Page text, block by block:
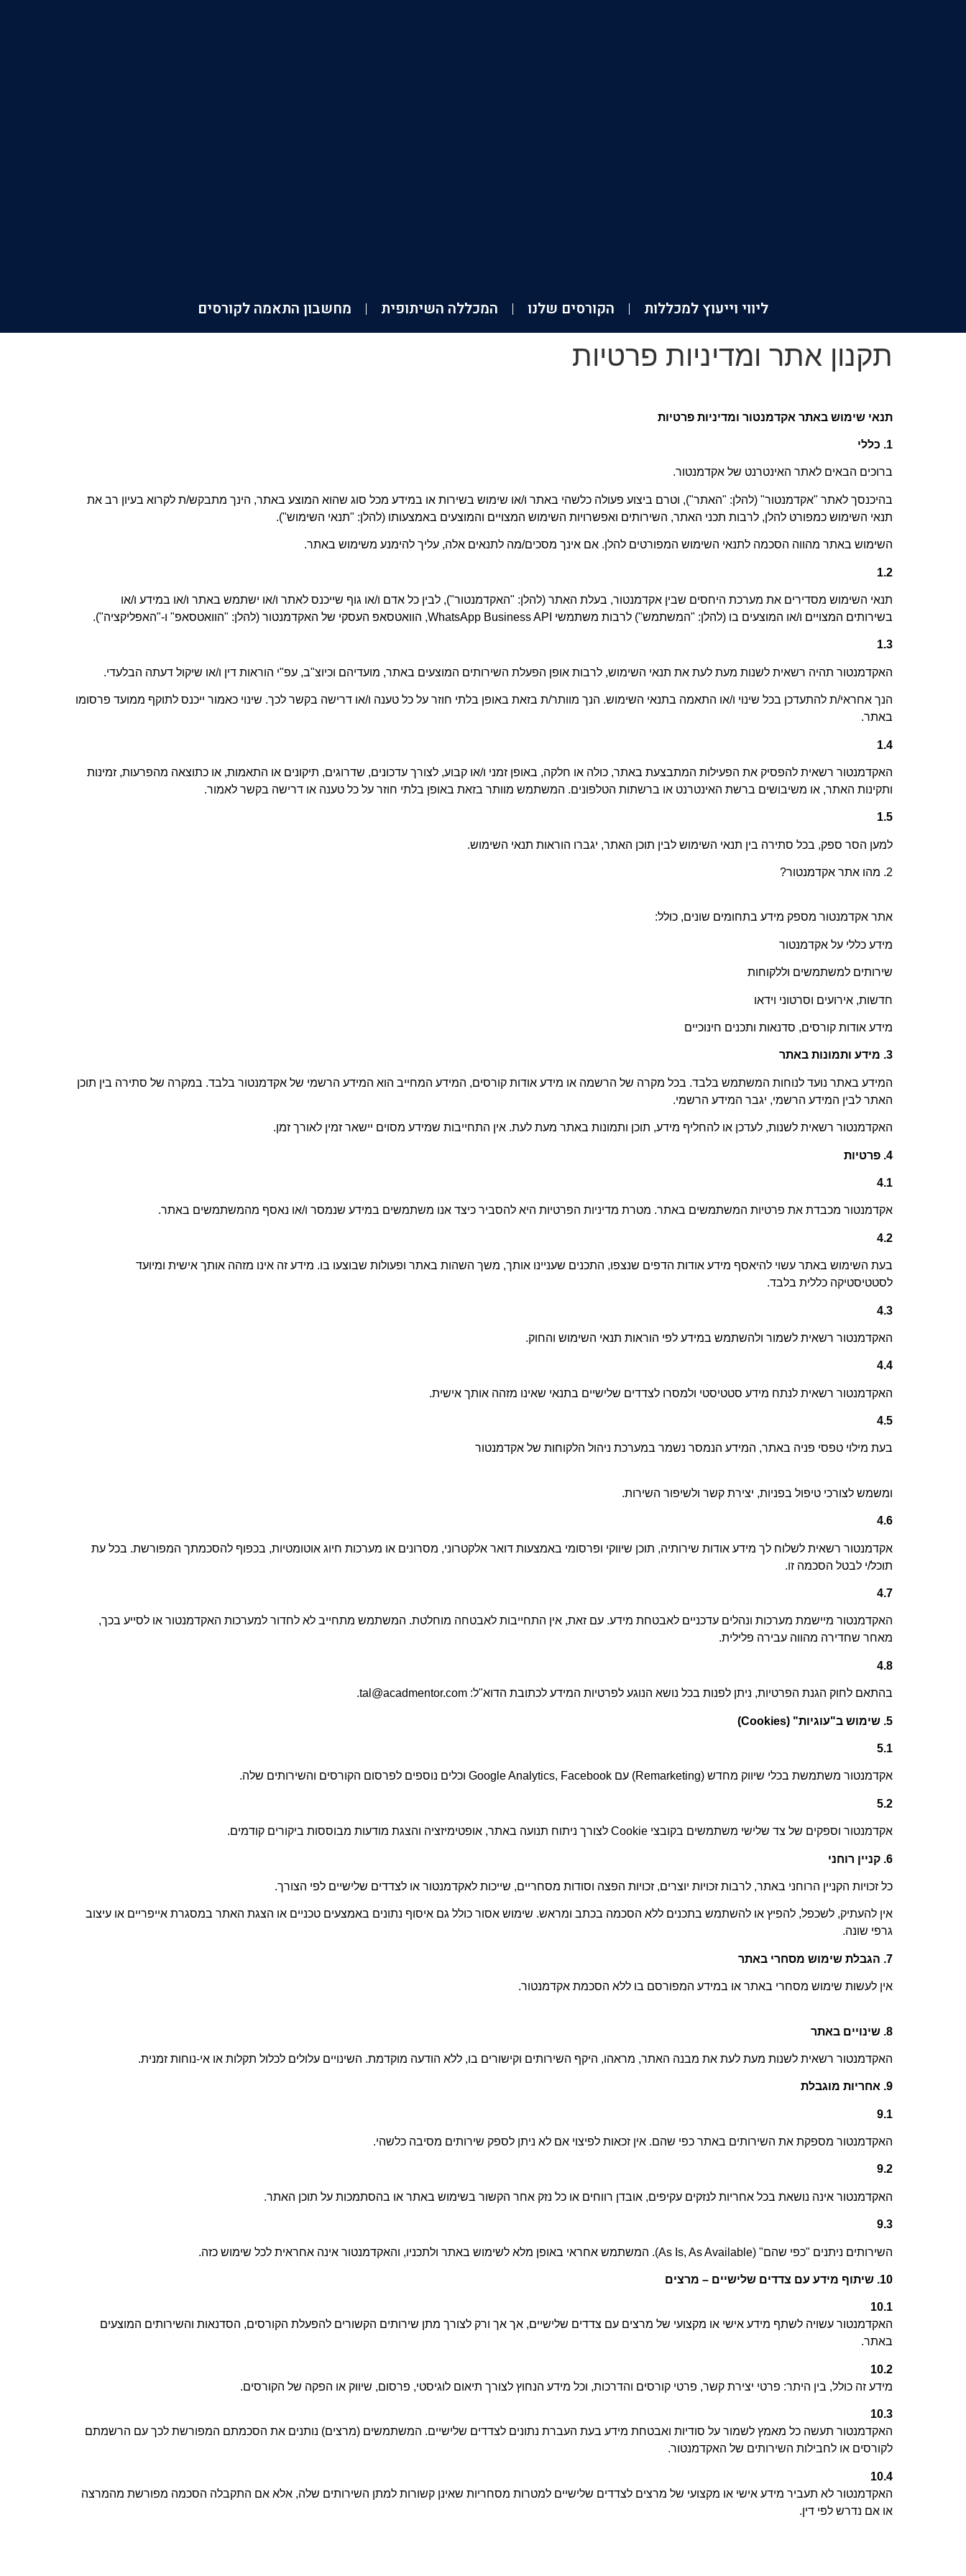
ליווי וייעוץ למכללות הקורסים שלנו המכללה השיתופית מחשבון התאמה לקורסים
תקנון אתר ומדיניות פרטיות
תנאי שימוש באתר אקדמנטור ומדיניות פרטיות
1. כללי
ברוכים הבאים לאתר האינטרנט של אקדמנטור.
בהיכנסך לאתר "אקדמנטור" (להלן: "האתר"), וטרם ביצוע פעולה כלשהי באתר ו/או שימוש בשירות או במידע מכל סוג שהוא המוצע באתר, הינך מתבקש/ת לקרוא בעיון רב את
תנאי השימוש כמפורט להלן, לרבות תכני האתר, השירותים ואפשרויות השימוש המצויים והמוצעים באמצעותו (להלן: "תנאי השימוש").
השימוש באתר מהווה הסכמה לתנאי השימוש המפורטים להלן. אם אינך מסכים/מה לתנאים אלה, עליך להימנע משימוש באתר.
1.2
תנאי השימוש מסדירים את מערכת היחסים שבין אקדמנטור, בעלת האתר (להלן: "האקדמנטור"), לבין כל אדם ו/או גוף שייכנס לאתר ו/או ישתמש באתר ו/או במידע ו/או
בשירותים המצויים ו/או המוצעים בו (להלן: "המשתמש") לרבות משתמשי
הוואטסאפ העסקי של האקדמנטור (להלן: "הוואטסאפ" ו-"האפליקציה").
1.3
האקדמנטור תהיה רשאית לשנות מעת לעת את תנאי השימוש, לרבות אופן הפעלת השירותים המוצעים באתר, מועדיהם וכיוצ"ב, עפ"י הוראות דין ו/או שיקול דעתה הבלעדי.
הנך אחראי/ת להתעדכן בכל שינוי ו/או התאמה בתנאי השימוש. הנך מוותר/ת בזאת באופן בלתי חוזר על כל טענה ו/או דרישה בקשר לכך. שינוי כאמור ייכנס לתוקף ממועד פרסומו
באתר.
1.4
האקדמנטור רשאית להפסיק את הפעילות המתבצעת באתר, כולה או חלקה, באופן זמני ו/או קבוע, לצורך עדכונים, שדרוגים, תיקונים או התאמות, או כתוצאה מהפרעות, זמינות
ותקינות האתר, או משיבושים ברשת האינטרנט או ברשתות הטלפונים. המשתמש מוותר בזאת באופן בלתי חוזר על כל טענה או דרישה בקשר לאמור.
1.5
למען הסר ספק, בכל סתירה בין תנאי השימוש לבין תוכן האתר, יגברו הוראות תנאי השימוש.
2. מהו אתר אקדמנטור?
אתר אקדמנטור מספק מידע בתחומים שונים, כולל:
מידע כללי על אקדמנטור
שירותים למשתמשים וללקוחות
חדשות, אירועים וסרטוני וידאו
מידע אודות קורסים, סדנאות ותכנים חינוכיים
3. מידע ותמונות באתר
המידע באתר נועד לנוחות המשתמש בלבד. בכל מקרה של הרשמה או מידע אודות קורסים, המידע המחייב הוא המידע הרשמי של אקדמנטור בלבד. במקרה של סתירה בין תוכן
האתר לבין המידע הרשמי, יגבר המידע הרשמי.
האקדמנטור רשאית לשנות, לעדכן או להחליף מידע, תוכן ותמונות באתר מעת לעת. אין התחייבות שמידע מסוים יישאר זמין לאורך זמן.
4. פרטיות
4.1
אקדמנטור מכבדת את פרטיות המשתמשים באתר. מטרת מדיניות הפרטיות היא להסביר כיצד אנו משתמשים במידע שנמסר ו/או נאסף מהמשתמשים באתר.
4.2
בעת השימוש באתר עשוי להיאסף מידע אודות הדפים שנצפו, התכנים שעניינו אותך, משך השהות באתר ופעולות שבוצעו בו. מידע זה אינו מזהה אותך אישית ומיועד
לסטטיסטיקה כללית בלבד.
4.3
האקדמנטור רשאית לשמור ולהשתמש במידע לפי הוראות תנאי השימוש והחוק.
4.4
האקדמנטור רשאית לנתח מידע סטטיסטי ולמסרו לצדדים שלישיים בתנאי שאינו מזהה אותך אישית.
4.5
בעת מילוי טפסי פניה באתר, המידע הנמסר נשמר במערכת ניהול הלקוחות של אקדמנטור
ומשמש לצורכי טיפול בפניות, יצירת קשר ולשיפור השירות.
4.6
אקדמנטור רשאית לשלוח לך מידע אודות שירותיה, תוכן שיווקי ופרסומי באמצעות דואר אלקטרוני, מסרונים או מערכות חיוג אוטומטיות, בכפוף להסכמתך המפורשת. בכל עת
תוכל/י לבטל הסכמה זו.
4.7
האקדמנטור מיישמת מערכות ונהלים עדכניים לאבטחת מידע. עם זאת, אין התחייבות לאבטחה מוחלטת. המשתמש מתחייב לא לחדור למערכות האקדמנטור או לסייע בכך,
מאחר שחדירה מהווה עבירה פלילית.
4.8
בהתאם לחוק הגנת הפרטיות, ניתן לפנות בכל נושא הנוגע לפרטיות המידע לכתובת הדוא"ל:
tal @acadmentor.com
.
5. שימוש ב"עוגיות" (Cookies)
5.1
אקדמנטור משתמשת בכלי שיווק מחדש (Remarketing) עם וכלים נוספים לפרסום הקורסים והשירותים שלה.
5.2
אקדמנטור וספקים של צד שלישי משתמשים בקובצי לצורך ניתוח תנועה באתר, אופטימיזציה והצגת מודעות מבוססות ביקורים קודמים.
6. קניין רוחני
כל זכויות הקניין הרוחני באתר, לרבות זכויות יוצרים, זכויות הפצה וסודות מסחריים, שייכות לאקדמנטור או לצדדים שלישיים לפי הצורך.
אין להעתיק, לשכפל, להפיץ או להשתמש בתכנים ללא הסכמה בכתב ומראש. שימוש אסור כולל גם איסוף נתונים באמצעים טכניים או הצגת האתר במסגרת אייפריים או עיצוב
גרפי שונה.
7. הגבלת שימוש מסחרי באתר
אין לעשות שימוש מסחרי באתר או במידע המפורסם בו ללא הסכמת אקדמנטור.
8. שינויים באתר
האקדמנטור רשאית לשנות מעת לעת את מבנה האתר, מראהו, היקף השירותים וקישורים בו, ללא הודעה מוקדמת. השינויים עלולים לכלול תקלות או אי-נוחות זמנית.
9. אחריות מוגבלת
9.1
האקדמנטור מספקת את השירותים באתר כפי שהם. אין זכאות לפיצוי אם לא ניתן לספק שירותים מסיבה כלשהי.
9.2
האקדמנטור אינה נושאת בכל אחריות לנזקים עקיפים, אובדן רווחים או כל נזק אחר הקשור בשימוש באתר או בהסתמכות על תוכן האתר.
9.3
השירותים ניתנים "כפי שהם" (As Is, As Available). המשתמש אחראי באופן מלא לשימוש באתר ולתכניו, והאקדמנטור אינה אחראית לכל שימוש כזה.
10. שיתוף מידע עם צדדים שלישיים – מרצים
10.1
האקדמנטור עשויה לשתף מידע אישי או מקצועי של מרצים עם צדדים שלישיים, אך אך ורק לצורך מתן שירותים הקשורים להפעלת הקורסים, הסדנאות והשירותים המוצעים
באתר.
10.2
מידע זה כולל, בין היתר: פרטי יצירת קשר, פרטי קורסים והדרכות, וכל מידע הנחוץ לצורך תיאום לוגיסטי, פרסום, שיווק או הפקה של הקורסים.
10.3
האקדמנטור תעשה כל מאמץ לשמור על סודיות ואבטחת מידע בעת העברת נתונים לצדדים שלישיים. המשתמשים (מרצים) נותנים את הסכמתם המפורשת לכך עם הרשמתם
לקורסים או לחבילות השירותים של האקדמנטור.
10.4
האקדמנטור לא תעביר מידע אישי או מקצועי של מרצים לצדדים שלישיים למטרות מסחריות שאינן קשורות למתן השירותים שלה, אלא אם התקבלה הסכמה מפורשת מהמרצה
או אם נדרש לפי דין.